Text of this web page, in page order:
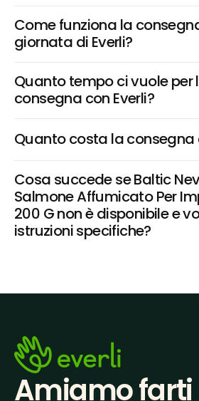
Come funziona la
giornata di Everli?
Quanto tempo ci vuole per
consegna con Everli?
Quanto costa la consegna
Cosa succede se Baltic
Salmone Affumicato Per
200 G non è disponibile e
istruzioni specifiche?
Amiamo farti